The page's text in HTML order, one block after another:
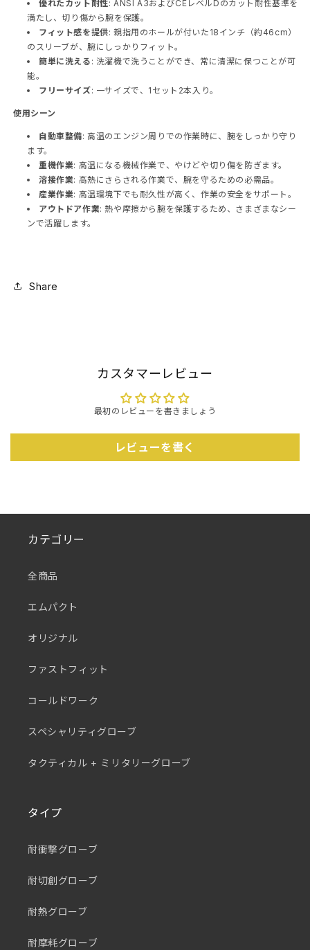
優れたカット耐性: ANSI A3およびCEレベルDのカット耐性基準を
満たし、切り傷から腕を保護。
フィット感を提供: 親指用のホールが付いた18インチ（約46cm）
のスリーブが、腕にしっかりフィット。
簡単に洗える : 洗濯機で洗うことができ、常に清潔に保つことが可
能。
フリーサイズ: 一サイズで、1セット2本入り。
使用シーン
自動車整備: 高温のエンジン周りでの作業時に、腕をしっかり守り
ます。
重機作業: 高温になる機械作業で、やけどや切り傷を防ぎます。
溶接作業: 高熱にさらされる作業で、腕を守るための必需品。
産業作業: 高温環境下でも耐久性が高く、作業の安全をサポート。
アウトドア作業: 熱や摩擦から腕を保護するため、さまざまなシー
ンで活躍します。
Share
カスタマーレビュー
最初のレビューを書きましょう
レビューを書く
カテゴリー
全商品
エムパクト
オリジナル
ファストフィット
コールドワーク
スペシャリティグローブ
タクティカル + ミリタリーグローブ
タイプ
耐衝撃グローブ
耐切創グローブ
耐熱グローブ
耐摩耗グローブ